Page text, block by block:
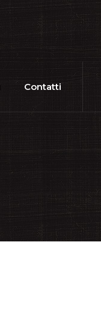
Contatti